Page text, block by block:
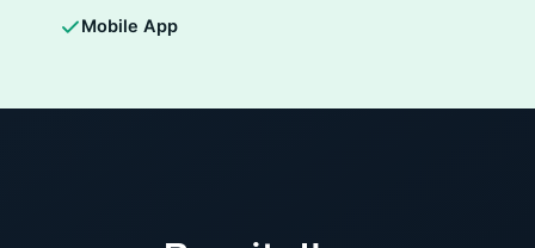
Mobile App